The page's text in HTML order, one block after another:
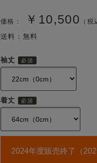
価格： ￥10,500 （税
送料：無料
袖丈
着丈
2024年度販売終了（